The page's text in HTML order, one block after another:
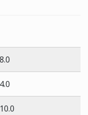
8.0
4.0
10.0